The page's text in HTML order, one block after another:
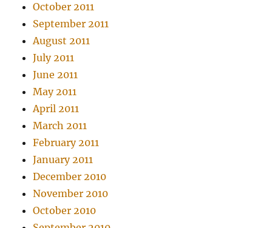
October 2011
September 2011
August 2011
July 2011
June 2011
May 2011
April 2011
March 2011
February 2011
January 2011
December 2010
November 2010
October 2010